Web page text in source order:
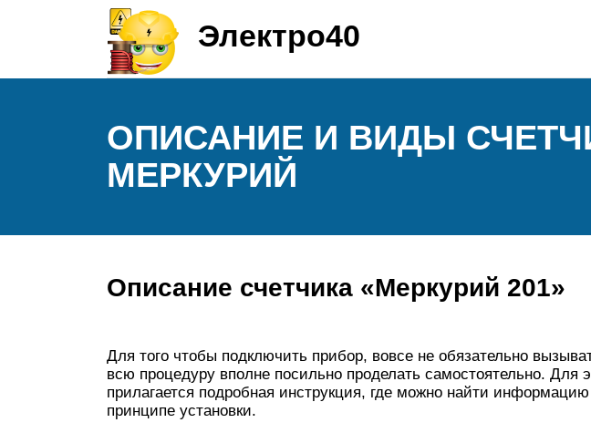
Электро40
ОПИСАНИЕ И ВИДЫ
МЕРКУРИЙ
Описание счетчика «Меркурий 201»
Для того чтобы подключить прибор, вовсе не обязательно
всю процедуру вполне посильно проделать самостоятельно. Для
прилагается подробная инструкция, где можно найти информацию
принципе установки.